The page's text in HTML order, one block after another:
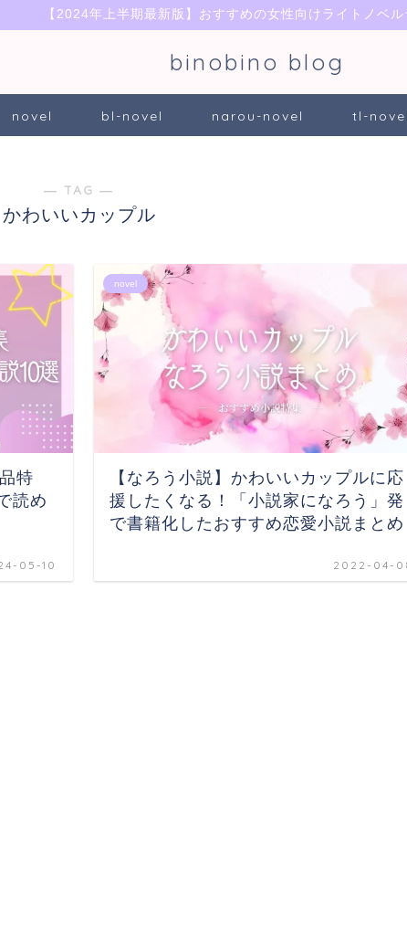
【2024年上半期最新版】おすすめの女性向けライトノベ
binobino blog
novel bl-novel narou-novel tl-novel
― TAG ―
かわいいカップル
特
読め
05-10
novel
【なろう小説】かわいいカップルに応
援したくなる！「小説家になろう」発
で書籍化したおすすめ恋愛小説まとめ
2022-04-